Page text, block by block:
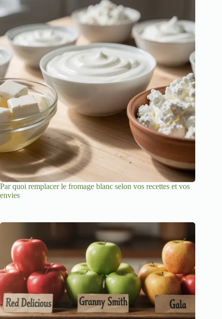
Par quoi remplacer le fromage blanc selon vos recettes et vos
envies